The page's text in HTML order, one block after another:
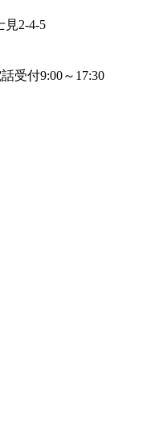
見2-4-5
受付9:00～17:30